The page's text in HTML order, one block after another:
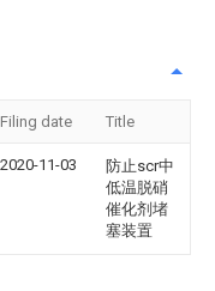
Filing date Title
2020-11-03
防止scr中
低温脱硝
催化剂堵
塞装置